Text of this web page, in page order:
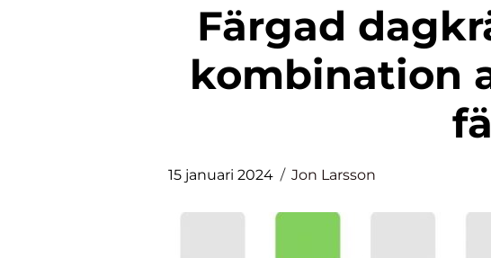
Färgad dagkräm: En perfekt
kombination
15 januari 2024 Jon Larsson